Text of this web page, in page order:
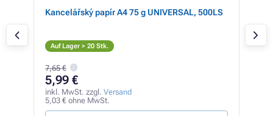
Kancelářský papír A4 75 g UNIVERSAL, 500LS
Auf Lager > 20 Stk.
7,65 €
5,99 €
inkl. MwSt. zzgl. Versand
5,03 € ohne MwSt.